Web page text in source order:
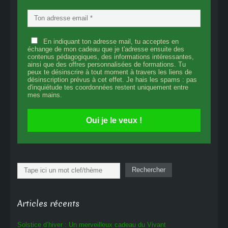
En indiquant ton adresse mail, tu acceptes en
échange de mon cadeau que je t'adresse ensuite des
contenus pédagogiques, des informations intéressantes,
ainsi que des offres personnalisées de formations. Tu
peux te désinscrire à tout moment à travers les liens de
désinscription prévus à cet effet. Je hais les spams : pas
d'inquiétude tes coordonnées restent uniquement entre
mes mains.
Oui je le veux !
Rechercher Rechercher
Articles récents
Solstice d’hiver : Un merveilleux cadeau du Vivant